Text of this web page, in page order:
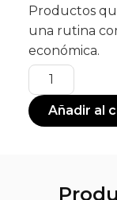
Productos
una rutina
económica.
Añadir al